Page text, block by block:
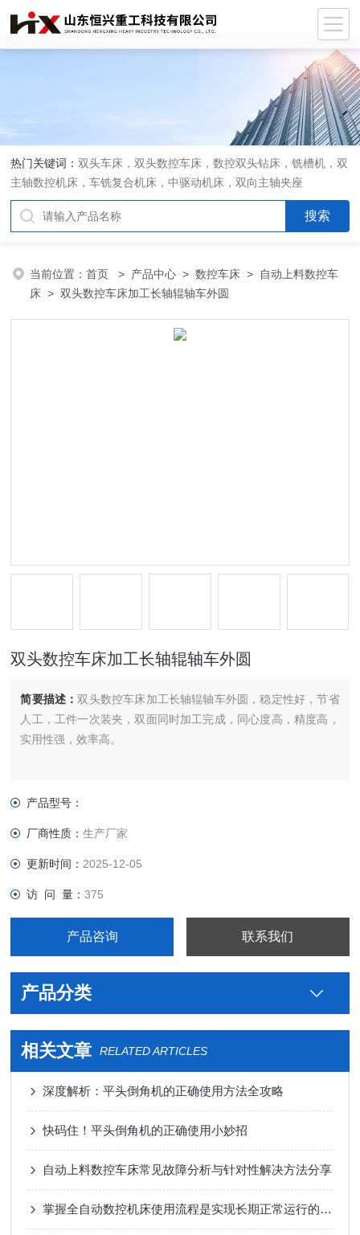
热门关键词：双头车床，双头数控车床，数控双头钻床，铣槽机，双
主轴数控机床，车铣复合机床，中驱动机床，双向主轴夹座
当前位置：首页 > 产品中心 >数控车床 > 自动上料数控车
床 > 双头数控车床加工长轴辊轴车外圆
双头数控车床加工长轴辊轴车外圆
简要描述：双头数控车床加工长轴辊轴车外圆，稳定性好，节省
人工，工件一次装夹，双面同时加工完成，同心度高，精度高，
实用性强，效率高。
产品型号：
厂商性质：生产厂家
更新时间： 2025-12-05
访 问 量：375
产品咨询 联系我们
产品分类
相关文章 RELATED ARTICLES
深度解析：平头倒角机的正确使用方法全攻略
快码住！平头倒角机的正确使用小妙招
自动上料数控车床常见故障分析与针对性解决方法分享
掌握全自动数控机床使用流程是实现长期正常运行的根本保障